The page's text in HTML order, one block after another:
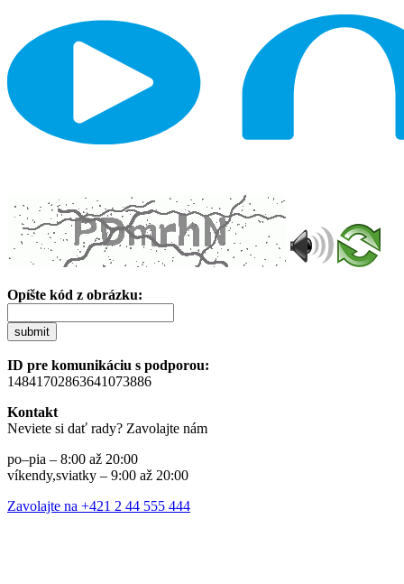
Opíšte kód z obrázku:
submit
ID pre komunikáciu s podporou:
14841702863641073886
Kontakt
Neviete si dať rady? Zavolajte nám
po–pia – 8:00 až 20:00
víkendy,sviatky – 9:00 až 20:00
Zavolajte na +421 2 44 555 444